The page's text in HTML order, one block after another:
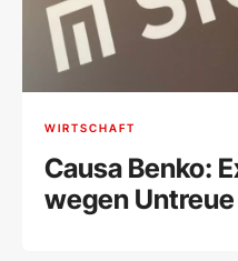
WIRTSCHAFT
Causa Benko:
wegen